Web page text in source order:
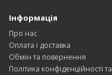
Інформація
Про нас
Оплата і доставка
Обмін та повернення
Політика конфіденційності